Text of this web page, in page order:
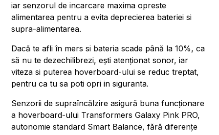
iar senzorul de incarcare maxima opreste
alimentarea pentru a evita deprecierea bateriei si
supra-alimentarea.
Dacă te afli în mers si bateria scade până la 10%, ca
să nu te dezechilibrezi, ești atenționat sonor, iar
viteza si puterea hoverboard-ului se reduc treptat,
pentru ca tu sa poti opri in siguranta.
Senzorii de supraîncălzire asigură buna funcționare
a hoverboard-ului Transformers Galaxy Pink PRO,
autonomie standard Smart Balance, fără diferențe